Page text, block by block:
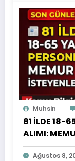
Muhsin
81 İLDE 18-
ALIMI:
DİKKAT!
Ağustos 8,